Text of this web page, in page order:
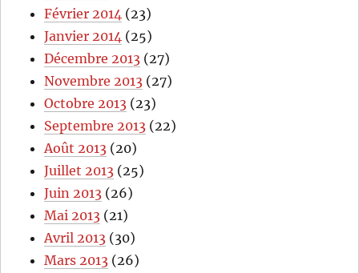
Février 2014 (23)
Janvier 2014 (25)
Décembre 2013 (27)
Novembre 2013 (27)
Octobre 2013 (23)
Septembre 2013 (22)
Août 2013 (20)
Juillet 2013 (25)
Juin 2013 (26)
Mai 2013 (21)
Avril 2013 (30)
Mars 2013 (26)